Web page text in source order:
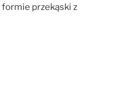
formie przekąski z